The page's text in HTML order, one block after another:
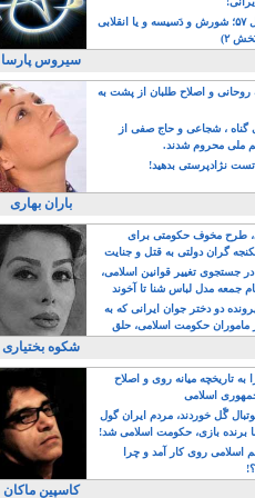
رویداد سال ۵۷؛ شورش و دَسیسه و یا انقلابی
۲)
سیروس پارسا
و اصلاح طلبان از پشت به
گناه ، شجاعی و حاج صفی از
ملی محروم شدند.
نژادپرستی بدهید!
باران بهاری
مخوف حکومتی برای
گران دولتی به قتل و جنایت
جستجوی تغییر قوانین اسلامی،
جمعه مدل لباس شنا تا آخوند
دو دختر جوان ایرانی که به
ماموران حکومت اسلامی، حلق
شکوه بختیاری
به تاریخچه میانه روی و اصلاح
اسلامی
گًل خوردند، مردم ایران گول
برنده بازی، حکومت اسلامی شد!
اسلامی روی کار آمد و چرا
کاسپین ماکان